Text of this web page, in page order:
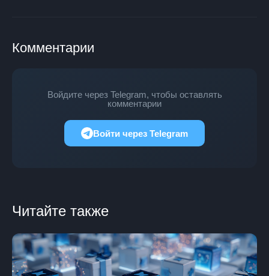
Комментарии
Войдите через Telegram, чтобы оставлять
комментарии
Войти через Telegram
Читайте также